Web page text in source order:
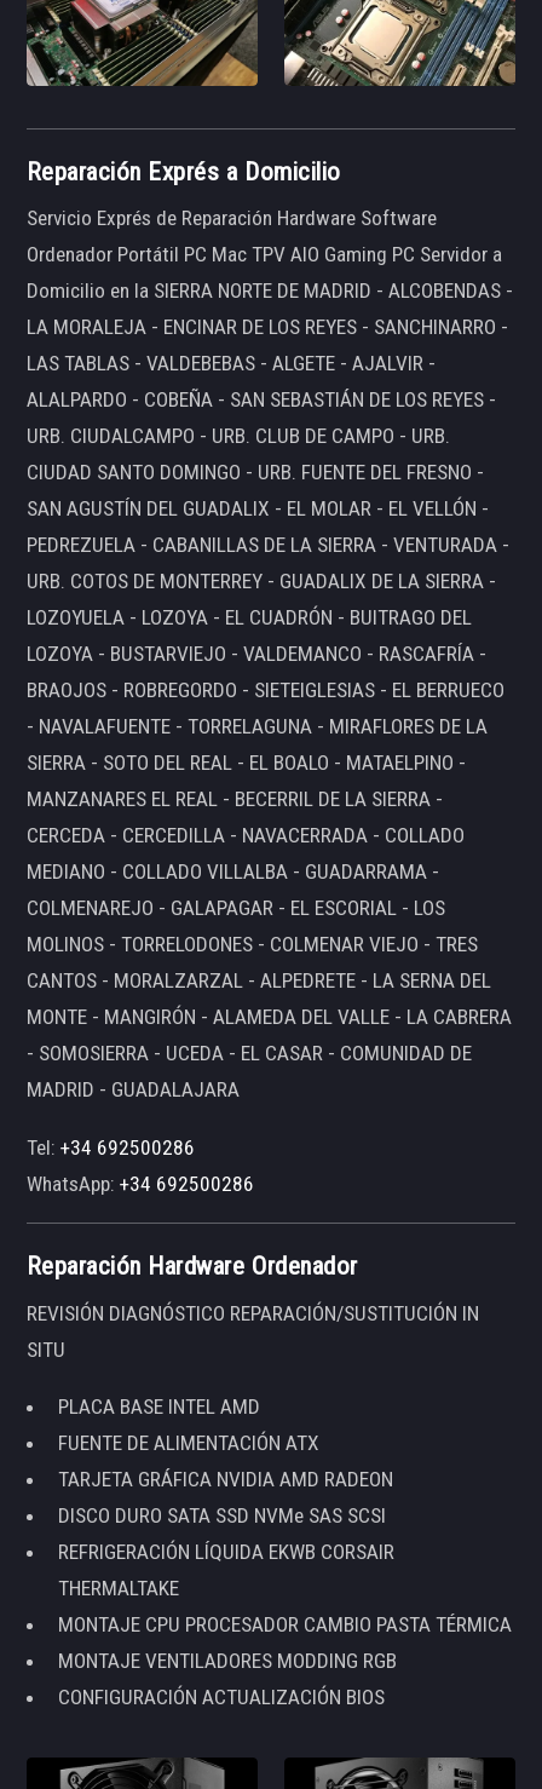
Reparación Exprés a Domicilio
Servicio Exprés de Reparación Hardware Software
Ordenador Portátil PC Mac TPV AIO Gaming PC Servidor a
Domicilio en la SIERRA NORTE DE MADRID - ALCOBENDAS -
LA MORALEJA - ENCINAR DE LOS REYES - SANCHINARRO -
LAS TABLAS - VALDEBEBAS - ALGETE - AJALVIR -
ALALPARDO - COBEÑA - SAN SEBASTIÁN DE LOS REYES -
URB. CIUDALCAMPO - URB. CLUB DE CAMPO - URB.
CIUDAD SANTO DOMINGO - URB. FUENTE DEL FRESNO -
SAN AGUSTÍN DEL GUADALIX - EL MOLAR - EL VELLÓN -
PEDREZUELA - CABANILLAS DE LA SIERRA - VENTURADA -
URB. COTOS DE MONTERREY - GUADALIX DE LA SIERRA -
LOZOYUELA - LOZOYA - EL CUADRÓN - BUITRAGO DEL
LOZOYA - BUSTARVIEJO - VALDEMANCO - RASCAFRÍA -
BRAOJOS - ROBREGORDO - SIETEIGLESIAS - EL BERRUECO
- NAVALAFUENTE - TORRELAGUNA - MIRAFLORES DE LA
SIERRA - SOTO DEL REAL - EL BOALO - MATAELPINO -
MANZANARES EL REAL - BECERRIL DE LA SIERRA -
CERCEDA - CERCEDILLA - NAVACERRADA - COLLADO
MEDIANO - COLLADO VILLALBA - GUADARRAMA -
COLMENAREJO - GALAPAGAR - EL ESCORIAL - LOS
MOLINOS - TORRELODONES - COLMENAR VIEJO - TRES
CANTOS - MORALZARZAL - ALPEDRETE - LA SERNA DEL
MONTE - MANGIRÓN - ALAMEDA DEL VALLE - LA CABRERA
- SOMOSIERRA - UCEDA - EL CASAR - COMUNIDAD DE
MADRID - GUADALAJARA
Tel:+34 692500286
WhatsApp:+34 692500286
Reparación Hardware Ordenador
REVISIÓN DIAGNÓSTICO REPARACIÓN/SUSTITUCIÓN IN
SITU
PLACA BASE INTEL AMD
FUENTE DE ALIMENTACIÓN ATX
TARJETA GRÁFICA NVIDIA AMD RADEON
DISCO DURO SATA SSD NVMe SAS SCSI
REFRIGERACIÓN LÍQUIDA EKWB CORSAIR
THERMALTAKE
MONTAJE CPU PROCESADOR CAMBIO PASTA TÉRMICA
MONTAJE VENTILADORES MODDING RGB
CONFIGURACIÓN ACTUALIZACIÓN BIOS